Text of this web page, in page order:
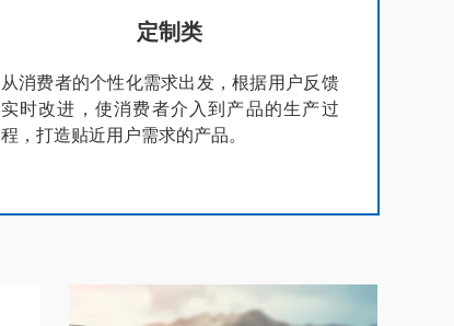
定制类
从消费者的个性化需求出发，根据用户反馈
实时改进，使消费者介入到产品的生产过
程，打造贴近用户需求的产品。